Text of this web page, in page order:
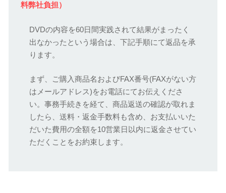
料弊社負担）
DVDの内容を60日間実践されて結果がまったく
出なかったという場合は、下記手順にて返品を承
ります。
まず、ご購入商品名およびFAX番号(FAXがない方
はメールアドレス)をお電話にてお伝えくださ
い。事務手続きを経て、商品返送の確認が取れま
したら、送料・返金手数料も含め、お支払いいた
だいた費用の全額を10営業日以内に返金させてい
ただくことをお約束します。